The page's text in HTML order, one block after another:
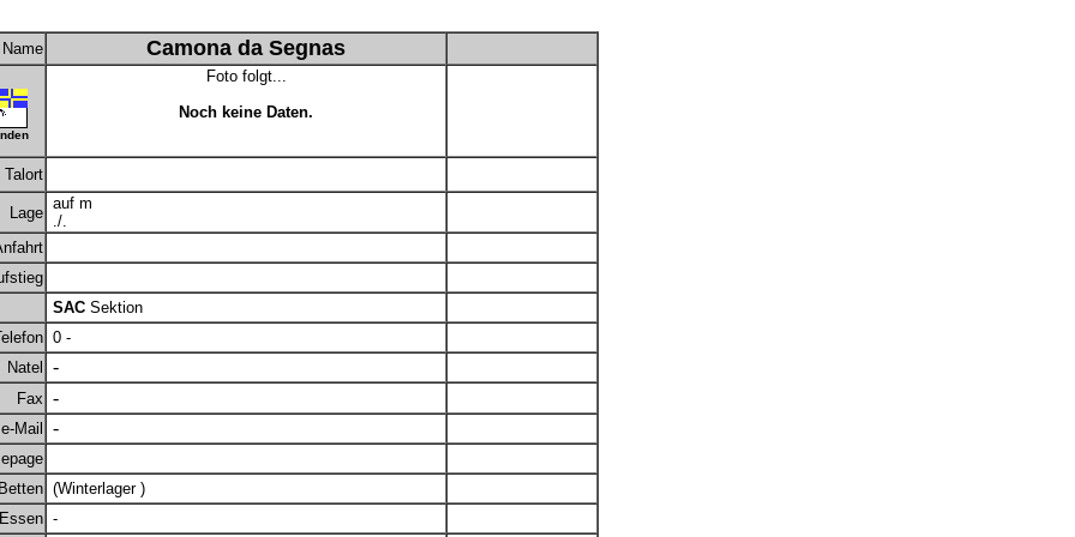
Name Camona da Segnas
Foto folgt...
Noch keine Daten.
Talort
Lage
auf m
./.
SAC Sektion
0 -
Natel
-
Fax -
e-Mail -
Betten (Winterlager )
Essen -